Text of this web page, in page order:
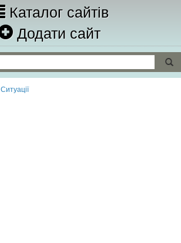
Каталог сайтів
Додати сайт
Ситуації